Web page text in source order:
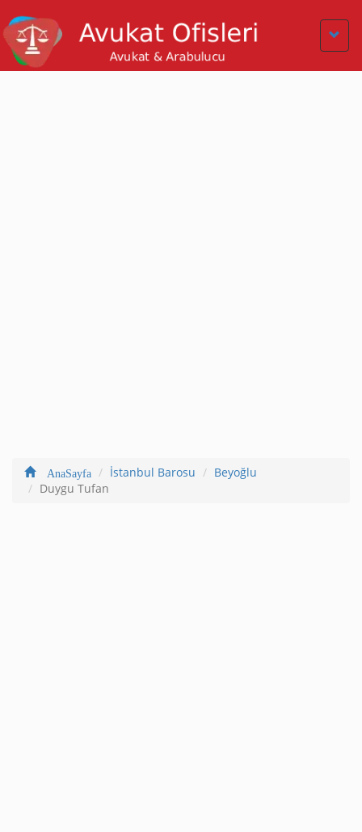
AnaSayfa İstanbul Barosu
Beyoğlu
Duygu Tufan